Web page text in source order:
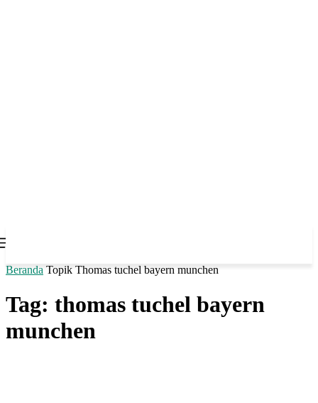
Beranda Topik Thomas tuchel bayern munchen
Tag: thomas tuchel bayern
munchen